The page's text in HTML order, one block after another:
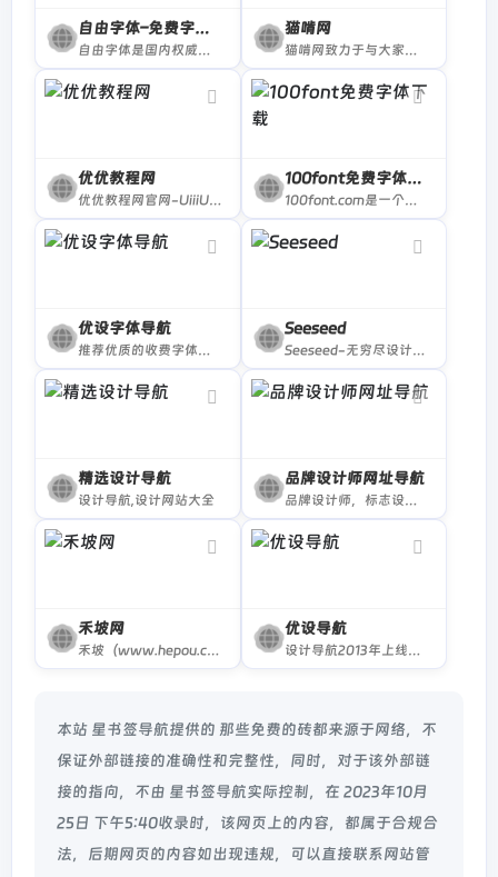
自由字体–免费字体下载
自由字体是国内权威的免费字体网站，汇聚全网免费字体，提供可商用免费字体下载。所有免费字体的授权均经核对确认，个人及商用均可免费自由使用，有效规避字体版权风险。
猫啃网
猫啃网致力于与大家分享无版权问题的免费商用字体信息，欢迎大家常来逛逛。
优优教程网
优优教程网官网-UiiiUiii.com，免费设计软件自学平台。为网友及设计人员提供原创平面、UI、网页、C4D、Sketch、动效等免费教程。提供软件下载安装教程。优设网旗下站点。
100font免费字体下载
100font.com是一个专业免费商用字体下载网站。专注于收集整理分享免费商用字体、免版权字体、没有版权的字体、无版权的字体。免费字体下载、免费放心商用。
优设字体导航
推荐优质的收费字体和字体工具。
Seeseed
Seeseed-无穷尽设计可能，为设计师提供国内外最全的设计灵感、设计素材、设计工具、设计教程。
精选设计导航
设计导航,设计网站大全
品牌设计师网址导航
品牌设计师，标志设计，企业形象设计、VI设计师的网址导航，平面设计人士必备利器。
禾坡网
禾坡（www.hepou.com）运营导航，精选运营人员常用的运营工具和网站导航大全，有电商运营、新媒体运营、app运营和网站内容运营等网址导航，对于想学习运营的可以从这里开始了解更多关于运营的知识。
优设导航
设计导航2013年上线至今，是优设网旗下最专业好用的设计师导航网站！设计导航为设计师提供AI创作、UI设计、设计教程、素材下载、高清图库、App设计、网页设计等设计网站导航指引。设计导航每周更新，设计风向标就看优设网！
本站 星书签导航提供的 那些免费的砖都来源于网络，不
保证外部链接的准确性和完整性，同时，对于该外部链
接的指向，不由 星书签导航实际控制，在 2023年10月
25日 下午5:40收录时，该网页上的内容，都属于合规合
法，后期网页的内容如出现违规，可以直接联系网站管